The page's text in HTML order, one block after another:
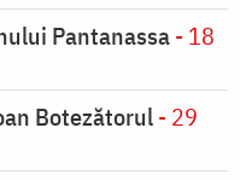
Pantanassa- 18
Botezătorul- 29